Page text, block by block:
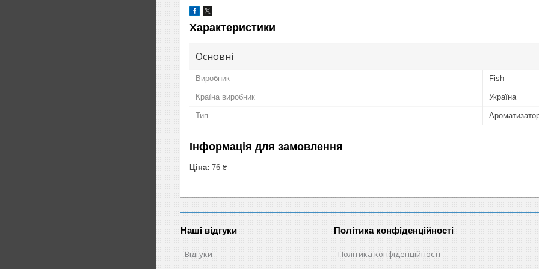
Характеристики
Основні
Виробник Fish
Країна виробник Україна
Тип
Інформація для замовлення
Ціна: 76 ₴
Наші відгуки
Відгуки
Політика конфіденційності
Політика конфіденційності